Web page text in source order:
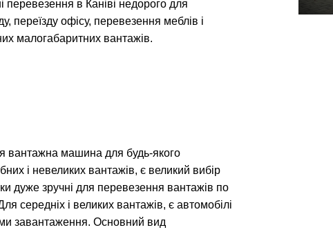
в Каніві недорого для
переїзду офісу, перевезення меблів і
малогабаритних вантажів.
вантажна машина для будь-якого
і невеликих вантажів, є великий вибір
дуже зручні для перевезення вантажів по
середніх і великих вантажів, є автомобілі
завантаження. Основний вид